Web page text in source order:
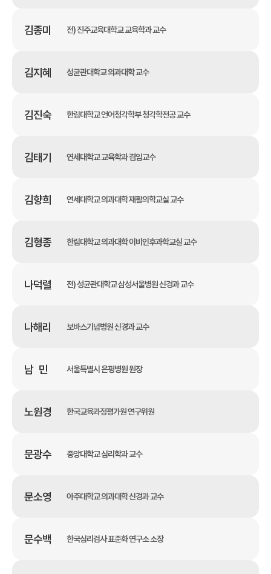
김종미 전) 진주교육대학교 교육학과 교수
김지혜 성균관대학교 의과대학 교수
김진숙 한림대학교 언어청각학부 청각학전공 교수
김태기 연세대학교 교육학과 겸임교수
김향희 연세대학교 의과대학 재활의학교실 교수
김형종 한림대학교 의과대학 이비인후과학교실 교수
나덕렬 전) 성균관대학교 삼성서울병원 신경과 교수
나해리 보바스기념병원 신경과 교수
남 민 서울특별시 은평병원 원장
노원경 한국교육과정평가원 연구위원
문광수 중앙대학교 심리학과 교수
문소영 아주대학교 의과대학 신경과 교수
문수백 한국심리검사 표준화 연구소 소장